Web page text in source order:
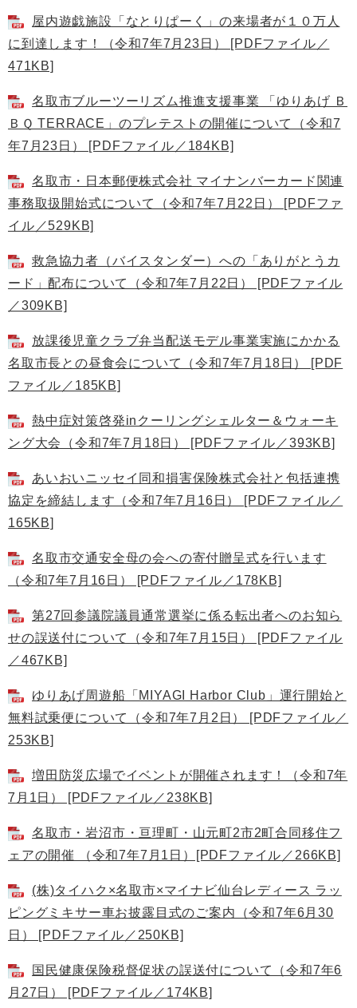
屋内遊戯施設「なとりぱーく」の来場者が１０万人
に到達します！（令和7年7月23日） [PDFファイル／
471KB]
名取市ブルーツーリズム推進支援事業 「ゆりあげ Ｂ
ＢＱ TERRACE」のプレテストの開催について（令和7
年7月23日） [PDFファイル／184KB]
名取市・日本郵便株式会社 マイナンバーカード関連
事務取扱開始式について（令和7年7月22日） [PDFファ
イル／529KB]
救急協力者（バイスタンダー）への「ありがとうカ
ード」配布について（令和7年7月22日） [PDFファイル
／309KB]
放課後児童クラブ弁当配送モデル事業実施にかかる
名取市長との昼食会について（令和7年7月18日） [PDF
ファイル／185KB]
熱中症対策啓発inクーリングシェルター＆ウォーキ
ング大会（令和7年7月18日） [PDFファイル／393KB]
あいおいニッセイ同和損害保険株式会社と包括連携
協定を締結します（令和7年7月16日） [PDFファイル／
165KB]
名取市交通安全母の会への寄付贈呈式を行います
（令和7年7月16日） [PDFファイル／178KB]
第27回参議院議員通常選挙に係る転出者へのお知ら
せの誤送付について（令和7年7月15日） [PDFファイル
／467KB]
ゆりあげ周遊船「MIYAGI Harbor Club」運行開始と
無料試乗便について（令和7年7月2日） [PDFファイル／
253KB]
増田防災広場でイベントが開催されます！（令和7年
7月1日） [PDFファイル／238KB]
名取市・岩沼市・亘理町・山元町2市2町合同移住フ
ェアの開催 （令和7年7月1日）[PDFファイル／266KB]
(株)タイハク×名取市×マイナビ仙台レディース ラッ
ピングミキサー車お披露目式のご案内（令和7年6月30
日） [PDFファイル／250KB]
国民健康保険税督促状の誤送付について（令和7年6
月27日） [PDFファイル／174KB]